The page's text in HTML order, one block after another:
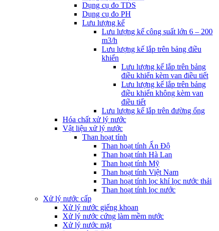
Dụng cụ đo TDS
Dụng cụ đo PH
Lưu lượng kế
Lưu lượng kế công suất lớn 6 – 200
m3/h
Lưu lượng kế lắp trên bảng điều
khiển
Lưu lượng kế lắp trên bảng
điều khiển kèm van điều tiết
Lưu lượng kế lắp trên bảng
điều khiển không kèm van
điều tiết
Lưu lượng kế lắp trên đường ống
Hóa chất xử lý nước
Vật liệu xử lý nước
Than hoạt tính
Than hoạt tính Ấn Độ
Than hoạt tính Hà Lan
Than hoạt tính Mỹ
Than hoạt tính Việt Nam
Than hoạt tính lọc khí lọc nước thải
Than hoạt tính lọc nước
Xử lý nước cấp
Xử lý nước giếng khoan
Xử lý nước cứng làm mềm nước
Xử lý nước mặt